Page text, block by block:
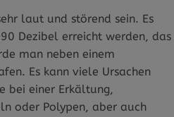
laut und störend sein. Es
Dezibel erreicht werden, das
man neben einem
Es kann viele Ursachen
bei einer Erkältung,
oder Polypen, aber auch